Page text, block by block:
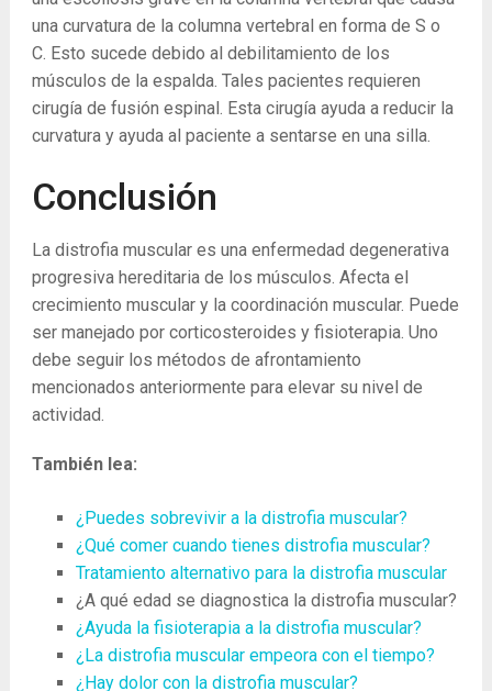
una curvatura de la columna vertebral en forma de S o
C. Esto sucede debido al debilitamiento de los
músculos de la espalda. Tales pacientes requieren
cirugía de fusión espinal. Esta cirugía ayuda a reducir la
curvatura y ayuda al paciente a sentarse en una silla.
Conclusión
La distrofia muscular es una enfermedad degenerativa
progresiva hereditaria de los músculos. Afecta el
crecimiento muscular y la coordinación muscular. Puede
ser manejado por corticosteroides y fisioterapia. Uno
debe seguir los métodos de afrontamiento
mencionados anteriormente para elevar su nivel de
actividad.
También lea:
¿Puedes sobrevivir a la distrofia muscular?
¿Qué comer cuando tienes distrofia muscular?
Tratamiento alternativo para la distrofia muscular
¿A qué edad se diagnostica la distrofia muscular?
¿Ayuda la fisioterapia a la distrofia muscular?
¿La distrofia muscular empeora con el tiempo?
¿Hay dolor con la distrofia muscular?